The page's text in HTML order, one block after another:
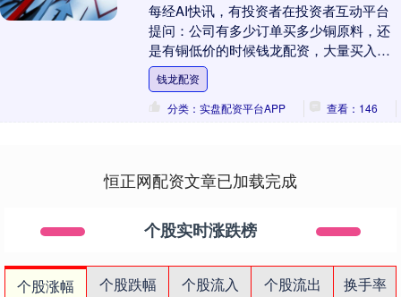
每经AI快讯，有投资者在投资者互动平台
提问：公司有多少订单买多少铜原料，还
是有铜低价的时候钱龙配资，大量买入库
存？公司有铜库存吗？ 电工合金
（300697.SZ....
钱龙配资
分类：实盘配资平台APP
查看：146
恒正网配资文章已加载完成
个股实时涨跌榜
个股涨幅 个股跌幅 个股流入 个股流出
换手率